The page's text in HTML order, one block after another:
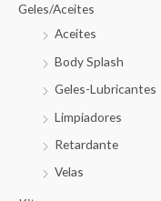
Geles/Aceites
Aceites
Body Splash
Geles-Lubricantes
Limpiadores
Retardante
Velas